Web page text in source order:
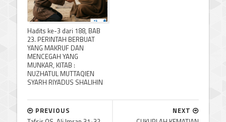
Hadits ke-3 dari 188, BAB
23. PERINTAH BERBUAT
YANG MAKRUF DAN
MENCEGAH YANG
MUNKAR, KITAB :
NUZHATUL MUTTAQIEN
SYARH RIYADUS SHALIHIN
NEXT
PREVIOUS